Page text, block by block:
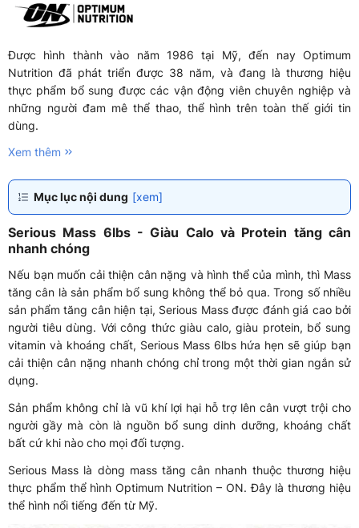
Được hình thành vào năm 1986 tại Mỹ, đến nay Optimum
Nutrition đã phát triển được 38 năm, và đang là thương hiệu
thực phẩm bổ sung được các vận động viên chuyên nghiệp và
những người đam mê thể thao, thể hình trên toàn thế giới tin
dùng.
Xem thêm
Mục lục nội dung [xem]
Serious Mass 6lbs - Giàu Calo và Protein tăng cân
nhanh chóng
Nếu bạn muốn cải thiện cân nặng và hình thể của mình, thì Mass
tăng cân là sản phẩm bổ sung không thể bỏ qua. Trong số nhiều
sản phẩm tăng cân hiện tại, Serious Mass được đánh giá cao bởi
người tiêu dùng. Với công thức giàu calo, giàu protein, bổ sung
vitamin và khoáng chất, Serious Mass 6lbs hứa hẹn sẽ giúp bạn
cải thiện cân nặng nhanh chóng chỉ trong một thời gian ngắn sử
dụng.
Sản phẩm không chỉ là vũ khí lợi hại hỗ trợ lên cân vượt trội cho
người gầy mà còn là nguồn bổ sung dinh dưỡng, khoáng chất
bất cứ khi nào cho mọi đối tượng.
Serious Mass là dòng mass tăng cân nhanh thuộc thương hiệu
thực phẩm thể hình Optimum Nutrition – ON. Đây là thương hiệu
thể hình nổi tiếng đến từ Mỹ.